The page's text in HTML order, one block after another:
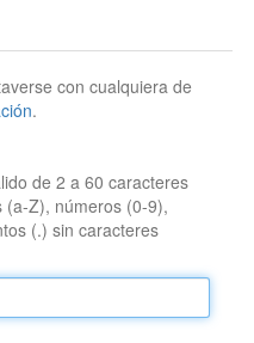
con cualquiera de
.
de 2 a 60 caracteres
(a-Z), números (0-9),
(.) sin caracteres